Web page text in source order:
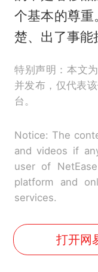
个基本的尊
楚、出了事能
特别声明：本文
并发布，仅代表
台。
Notice: The
and videos if
user of
platform and
services.
打开网